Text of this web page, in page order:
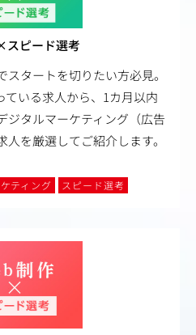
スピード選考
タートを切りたい方必見。
ている求人から、1カ月以内
ジタルマーケティング（広告
を厳選してご紹介します。
ティング スピード選考